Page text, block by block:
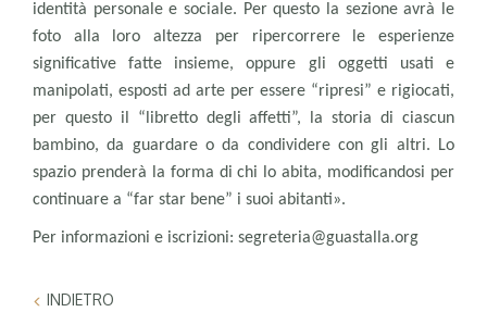
identità personale e sociale. Per questo la sezione avrà le
foto alla loro altezza per ripercorrere le esperienze
significative fatte insieme, oppure gli oggetti usati e
manipolati, esposti ad arte per essere “ripresi” e rigiocati,
per questo il “libretto degli affetti”, la storia di ciascun
bambino, da guardare o da condividere con gli altri. Lo
spazio prenderà la forma di chi lo abita, modificandosi per
continuare a “far star bene” i suoi abitanti».
Per informazioni e iscrizioni: segreteria@guastalla.org
INDIETRO